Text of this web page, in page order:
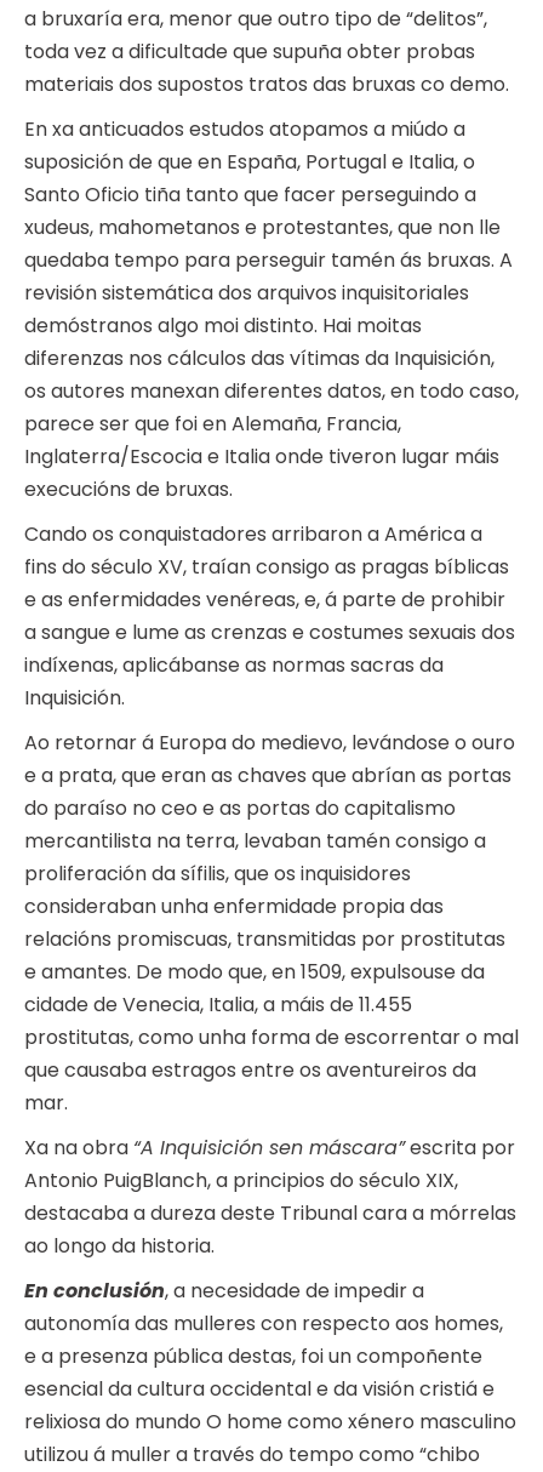
a bruxaría era, menor que outro tipo de “delitos”,
toda vez a dificultade que supuña obter probas
materiais dos supostos tratos das bruxas co demo.
En xa anticuados estudos atopamos a miúdo a
suposición de que en España, Portugal e Italia, o
Santo Oficio tiña tanto que facer perseguindo a
xudeus, mahometanos e protestantes, que non lle
quedaba tempo para perseguir tamén ás bruxas. A
revisión sistemática dos arquivos inquisitoriales
demóstranos algo moi distinto. Hai moitas
diferenzas nos cálculos das vítimas da Inquisición,
os autores manexan diferentes datos, en todo caso,
parece ser que foi en Alemaña, Francia,
Inglaterra/Escocia e Italia onde tiveron lugar máis
execucións de bruxas.
Cando os conquistadores arribaron a América a
fins do século XV, traían consigo as pragas bíblicas
e as enfermidades venéreas, e, á parte de prohibir
a sangue e lume as crenzas e costumes sexuais dos
indíxenas, aplicábanse as normas sacras da
Inquisición.
Ao retornar á Europa do medievo, levándose o ouro
e a prata, que eran as chaves que abrían as portas
do paraíso no ceo e as portas do capitalismo
mercantilista na terra, levaban tamén consigo a
proliferación da sífilis, que os inquisidores
consideraban unha enfermidade propia das
relacións promiscuas, transmitidas por prostitutas
e amantes. De modo que, en 1509, expulsouse da
cidade de Venecia, Italia, a máis de 11.455
prostitutas, como unha forma de escorrentar o mal
que causaba estragos entre os aventureiros da
mar.
Xa na obra “A Inquisición sen máscara”escrita por
Antonio PuigBlanch, a principios do século XIX,
destacaba a dureza deste Tribunal cara a mórrelas
ao longo da historia.
En conclusión, a necesidade de impedir a
autonomía das mulleres con respecto aos homes,
e a presenza pública destas, foi un compoñente
esencial da cultura occidental e da visión cristiá e
relixiosa do mundo O home como xénero masculino
utilizou á muller a través do tempo como “chibo